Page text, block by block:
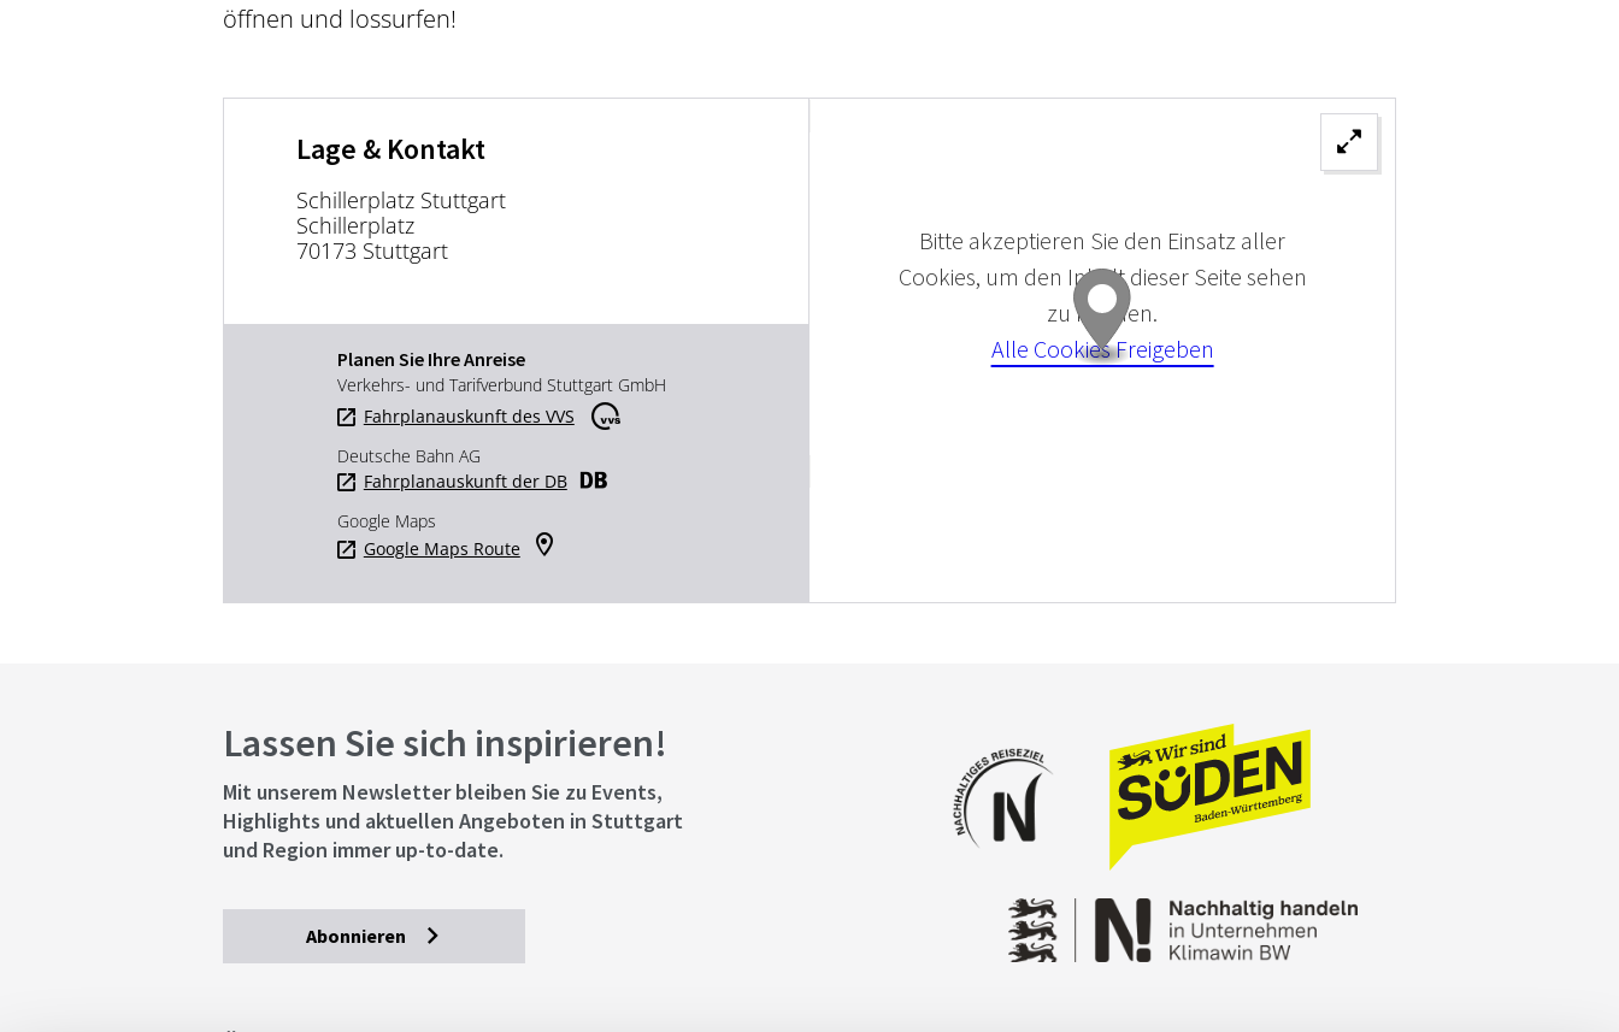
öffnen und lossurfen!
Lage & Kontakt
Schillerplatz Stuttgart
Schillerplatz
70173 Stuttgart
Planen Sie Ihre Anreise
Verkehrs- und Tarifverbund Stuttgart GmbH
Fahrplanauskunft des VVS
Deutsche Bahn AG
Fahrplanauskunft der DB
Google Maps
Google Maps Route
Bitte akzeptieren Sie den Einsatz aller
Cookies, um den Inhalt dieser Seite sehen
zu können.
Alle Cookies Freigeben
Lassen Sie sich inspirieren!
Mit unserem Newsletter bleiben Sie zu Events,
Highlights und aktuellen Angeboten in Stuttgart
und Region immer up-to-date.
Abonnieren